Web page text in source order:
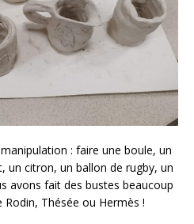
: faire une boule, un
un citron, un ballon de rugby, un
avons fait des bustes beaucoup
Thésée ou Hermès !